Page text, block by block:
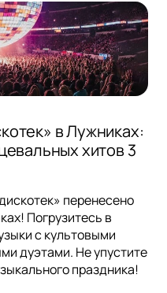
в Лужниках:
хитов 3
перенесено
Погрузитесь в
с культовыми
дуэтами. Не упустите
праздника!